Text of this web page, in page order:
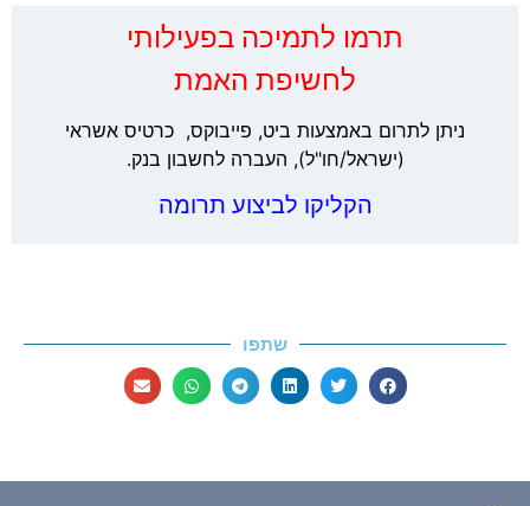
‏תרמו לתמיכה בפעילותי
לחשיפת האמת
ניתן לתרום באמצעות ביט, פייבוקס, כרטיס אשראי
(ישראל/חו"ל), העברה לחשבון בנק.
הקליקו לביצוע תרומה
שתפו